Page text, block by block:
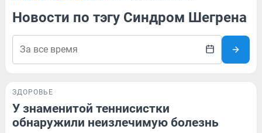
Новости по тэгу Синдром Шегрена
ЗДОРОВЬЕ
У знаменитой теннисистки
обнаружили неизлечимую болезнь